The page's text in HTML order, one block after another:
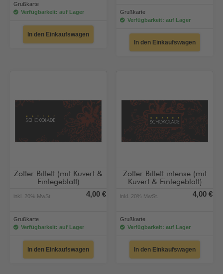
Grußkarte
Verfügbarkeit: auf Lager
In den Einkaufswagen
Grußkarte
Verfügbarkeit: auf Lager
In den Einkaufswagen
Zotter Billett (mit Kuvert &
Einlegeblatt)
inkl. 20% MwSt. 4,00 €
Grußkarte
Verfügbarkeit: auf Lager
In den Einkaufswagen
Zotter Billett intense (mit
Kuvert & Einlegeblatt)
inkl. 20% MwSt. 4,00 €
Grußkarte
Verfügbarkeit: auf Lager
In den Einkaufswagen